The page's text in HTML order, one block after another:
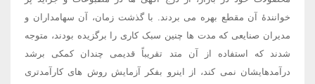
خوانندۀ آن مقطع بهره می بردند. با گذشت زمان، آن سهامداران و
مدیران صنایعی که مدت ها چنین سبک کاری را برگزیده بودند، متوجه
شدند که استفاده از آن متد تقریباً قدیمی چندان کمکی برشد
درآمدهایشان نمی کند، از اینرو بفکر آزمایش روش های کارآمدتری